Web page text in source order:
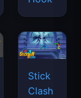
Stick
Clash